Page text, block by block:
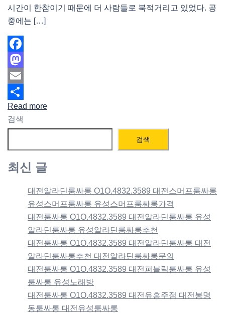
시간이 한참이기 때문에 더 사람들로 북적거리고 있었다. 공
중에는 […]
Facebook
Mastodon
Email
Share
Read more
검색
검색
최신 글
대전알라딘룸싸롱 O1O.4832.3589 대전스머프룸싸롱
유성스머프룸싸롱 유성스머프룸싸롱가격
대전룸싸롱 O1O.4832.3589 대전알라딘룸싸롱 유성
알라딘룸싸롱 유성알라딘룸싸롱추천
대전룸싸롱 O1O.4832.3589 대전알라딘룸싸롱 대전
알라딘룸싸롱추천 대전알라딘룸싸롱문의
대전룸싸롱 O1O.4832.3589 대전퍼블릭룸싸롱 유성
룸싸롱 유성노래방
대전룸싸롱 O1O.4832.3589 대전유흥주점 대전봉명
동룸싸롱 대전유성룸싸롱